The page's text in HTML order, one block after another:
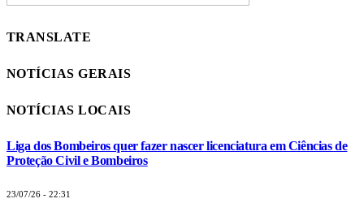
TRANSLATE
NOTÍCIAS GERAIS
NOTÍCIAS LOCAIS
Liga dos Bombeiros quer fazer nascer licenciatura em Ciências de
Proteção Civil e Bombeiros
23/07/26 - 22:31